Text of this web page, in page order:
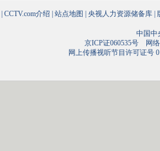
| CCTV.com介绍 | 站点地图 | 央视人力资源储备库 |
中国中
京ICP证060535号网络
网上传播视听节目许可证号